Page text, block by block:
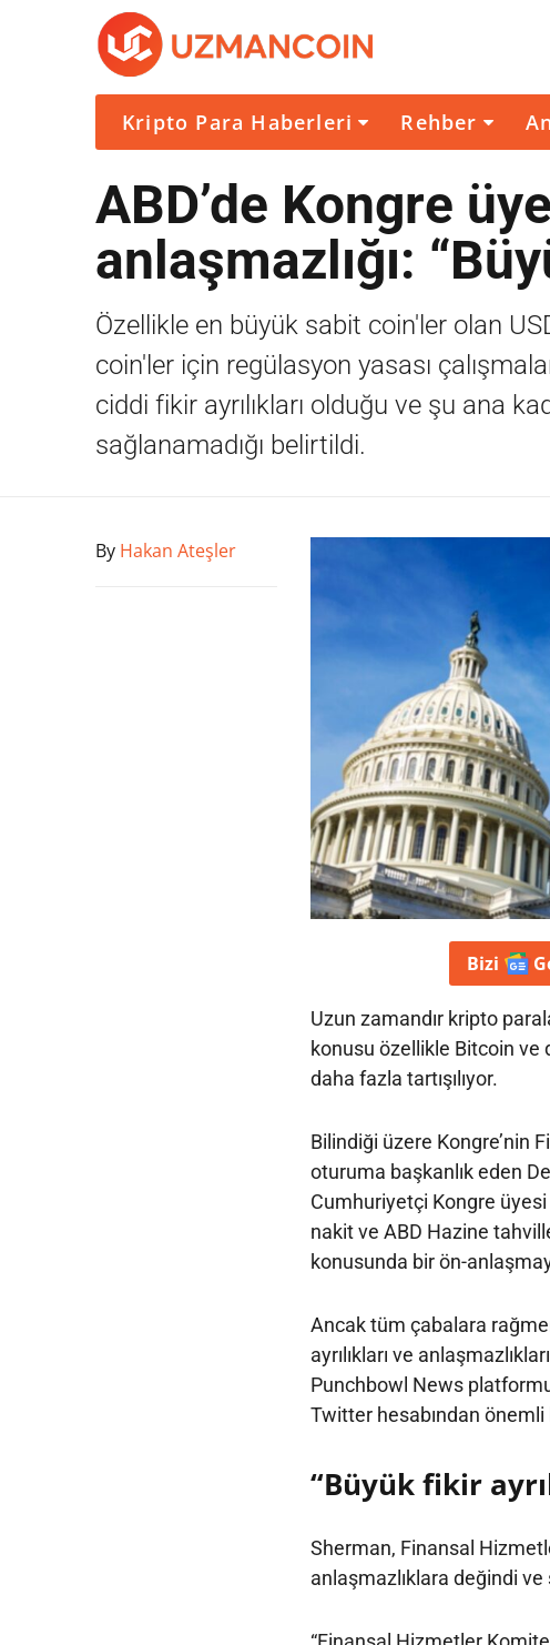
Kripto Para Haberleri Rehber
ABD’de Kongre
anlaşmazlığı:
Özellikle en büyük sabit coin'ler olan
coin'ler için regülasyon yasası
ciddi fikir ayrılıkları olduğu ve şu ana
sağlanamadığı belirtildi.
By Hakan Ateşler
Bizi
Uzun zamandır kripto
konusu özellikle Bitcoin ve
daha fazla tartışılıyor.
Bilindiği üzere Kongre’nin
oturuma başkanlık eden
Cumhuriyetçi Kongre
nakit ve ABD Hazine
konusunda bir ön-
Ancak tüm çabalara
ayrılıkları ve
Punchbowl News
Twitter hesabından
“Büyük fikir
Sherman, Finansal
anlaşmazlıklara değindi ve